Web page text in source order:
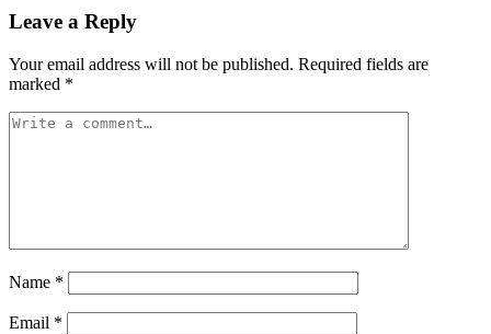
Leave a Reply
Your email address will not be published. Required fields are
marked *
Name *
Email *